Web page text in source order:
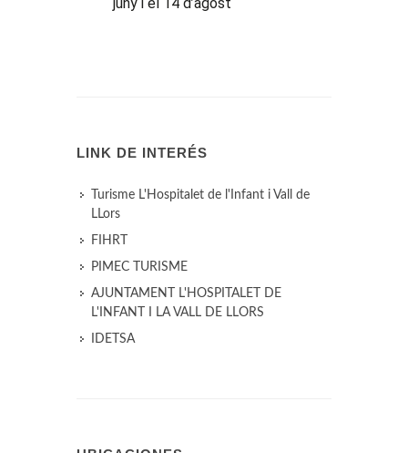
LINK DE INTERÉS
Turisme L'Hospitalet de l'Infant i Vall de
LLors
FIHRT
PIMEC TURISME
AJUNTAMENT L'HOSPITALET DE
L'INFANT I LA VALL DE LLORS
IDETSA